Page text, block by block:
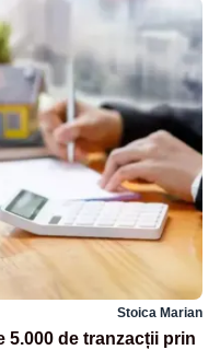
Stoica Marian
5.000 de tranzacții prin